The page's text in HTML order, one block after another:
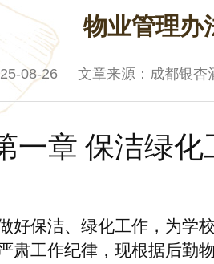
物业管理办
08-26 文章来源：成都银
一章 保洁绿化
好保洁、绿化工作，为学
肃工作纪律，现根据后勤